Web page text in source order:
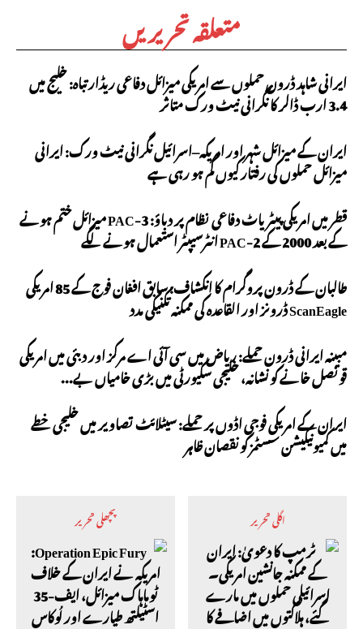
متعلقہ تحریریں
ایرانی شاہد ڈرون حملوں سے امریکی میزائل دفاعی ریڈار تباہ: خلیج میں
3.4 ارب ڈالر کا نگرانی نیٹ ورک متاثر
ایران کے میزائل شہر اور امریکہ–اسرائیل نگرانی نیٹ ورک: ایرانی
میزائل حملوں کی رفتار کیوں کم ہو رہی ہے
قطر میں امریکی پیٹریاٹ دفاعی نظام پر دباؤ: PAC-3 میزائل ختم ہونے
کے بعد 2000 کے PAC-2 انٹرسیپٹر استعمال ہونے لگے
طالبان کے ڈرون پروگرام کا انکشاف: سابق افغان فوج کے 85 امریکی
ScanEagle ڈرونز اور القاعدہ کی ممکنہ تکنیکی مدد
مبینہ ایرانی ڈرون حملے: ریاض میں سی آئی اے مرکز اور دبئی میں امریکی
قونصل خانے کو نشانہ، خلیجی سکیورٹی میں بڑی خامیاں بے...
ایران کے امریکی فوجی اڈوں پر حملے: سیٹلائٹ تصاویر میں خلیجی خطے
میں کمیونیکیشن سسٹمز کو نقصان ظاہر
پچھلی تحریر اگلی تحریر